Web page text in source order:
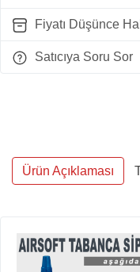
Fiyatı Düşünce
Satıcıya Soru Sor
Ürün Açıklaması